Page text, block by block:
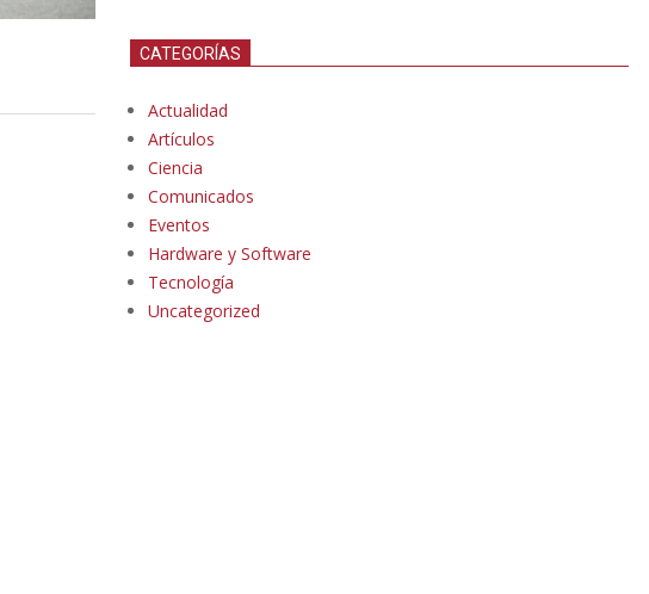
CATEGORÍAS
Actualidad
Artículos
Ciencia
Comunicados
Eventos
Hardware y Software
Tecnología
Uncategorized